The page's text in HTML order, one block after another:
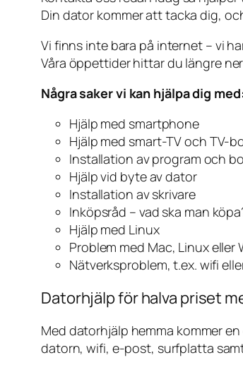
Din dator kommer att tacka dig,
Vi finns inte bara på internet – vi
Våra öppettider hittar du längre
Några saker vi kan hjälpa dig
Hjälp med smartphone
Hjälp med smart-TV och TV-
Installation av program och
Hjälp vid byte av dator
Installation av skrivare
Inköpsråd – vad ska man
Hjälp med Linux
Problem med Mac, Linux eller
Nätverksproblem, t.ex. wifi
Datorhjälp för halva priset
Med datorhjälp hemma kommer
datorn, wifi, e-post, surfplatta